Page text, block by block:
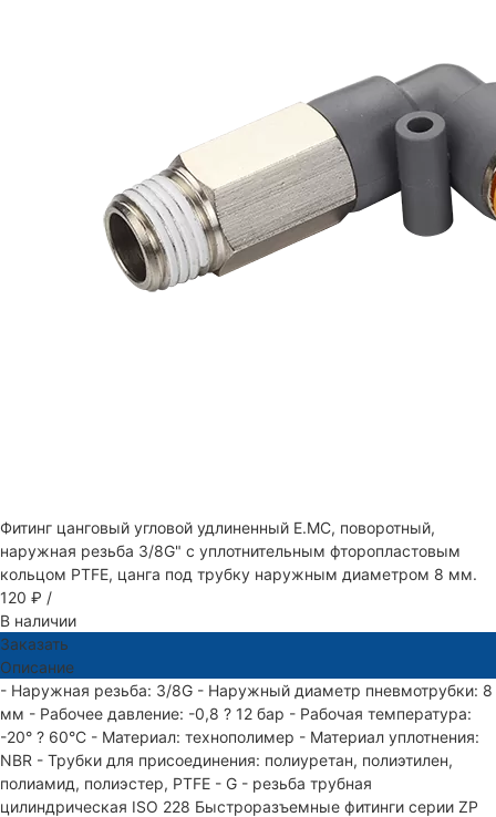
Фитинг цанговый угловой удлиненный E.MC, поворотный,
наружная резьба 3/8G" с уплотнительным фторопластовым
кольцом PTFE, цанга под трубку наружным диаметром 8 мм.
120 ₽ /
В наличии
Заказать
Описание
- Наружная резьба: 3/8G - Наружный диаметр пневмотрубки: 8
мм - Рабочее давление: -0,8 ? 12 бар - Рабочая температура:
-20° ? 60°С - Материал: технополимер - Материал уплотнения:
NBR - Трубки для присоединения: полиуретан, полиэтилен,
полиамид, полиэстер, PTFE - G - резьба трубная
цилиндрическая ISO 228 Быстроразъемные фитинги серии ZP